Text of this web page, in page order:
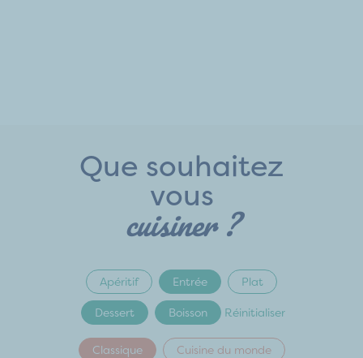
Que souhaitez
vous
cuisiner ?
Apéritif Entrée Plat
Dessert Boisson Réinitialiser
Classique Cuisine du monde